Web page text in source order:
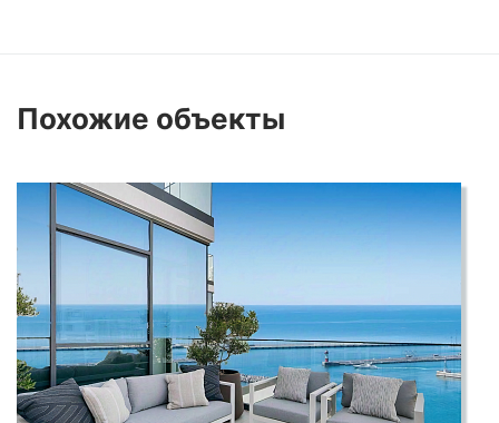
Похожие объекты